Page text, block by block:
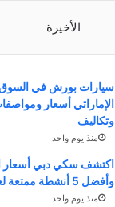
الأخيرة
سيارات بورش في
الإماراتي أسعار
وتكاليف
منذ يوم واحد
اكتشف سكي دبي أسعار
وأفضل 5 أنشطة ممتعة لعائلتك
منذ يوم واحد